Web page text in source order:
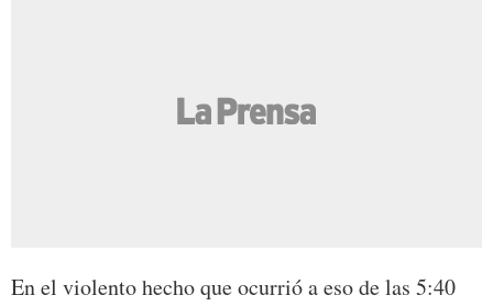
En el violento hecho que ocurrió a eso de las 5:40